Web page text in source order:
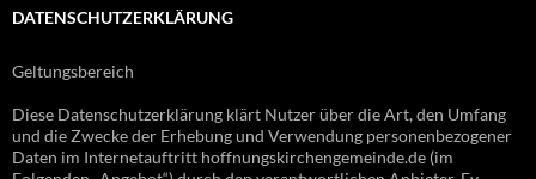
DATENSCHUTZERKLÄRUNG
Geltungsbereich
Diese Datenschutzerklärung klärt Nutzer über die Art, den Umfang
und die Zwecke der Erhebung und Verwendung personenbezogener
Daten im Internetauftritt hoffnungskirchengemeinde.de (im